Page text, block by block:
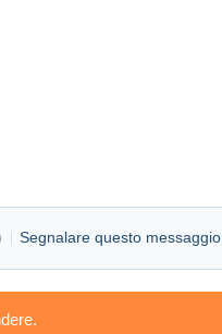
Segnalare questo messaggio